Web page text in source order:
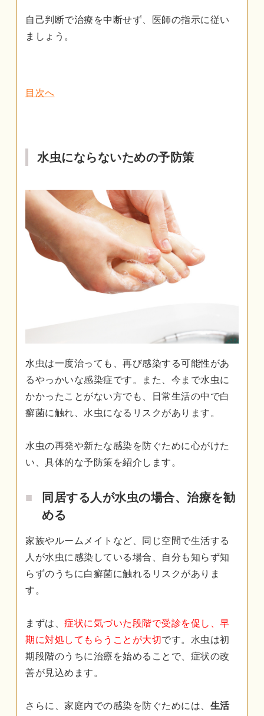
自己判断で治療を中断せず、医師の指示に従い
ましょう。
目次へ
水虫にならないための予防策
水虫は一度治っても、再び感染する可能性があ
るやっかいな感染症です。また、今まで水虫に
かかったことがない方でも、日常生活の中で白
癬菌に触れ、水虫になるリスクがあります。
水虫の再発や新たな感染を防ぐために心がけた
い、具体的な予防策を紹介します。
同居する人が水虫の場合、治療を勧
める
家族やルームメイトなど、同じ空間で生活する
人が水虫に感染している場合、自分も知らず知
らずのうちに白癬菌に触れるリスクがありま
す。
まずは、 症状に気づいた段階で受診を促し、早
期に対処してもらうことが大切です。水虫は初
期段階のうちに治療を始めることで、症状の改
善が見込めます。
さらに、家庭内での感染を防ぐためには、 生活